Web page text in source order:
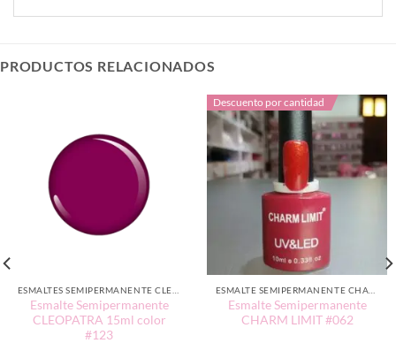
PRODUCTOS RELACIONADOS
Esmalte Semipermanente
CLEOPATRA 15ml color
#123
Descuento por cantidad
Esmalte Semipermanente
CHARM LIMIT #062